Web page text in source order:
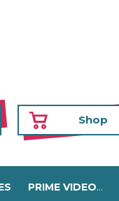
Shop
PRIME VIDEO